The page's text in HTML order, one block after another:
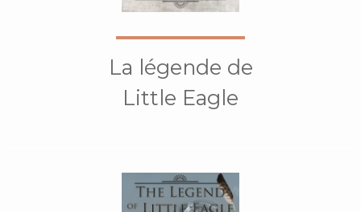
La légende de
Little Eagle